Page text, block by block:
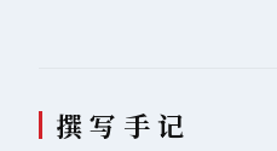
撰 写 手 记